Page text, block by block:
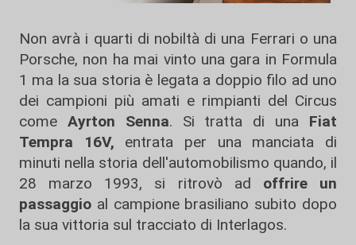
Non avrà i quarti di nobiltà di una Ferrari o una
Porsche, non ha mai vinto una gara in Formula
1 ma la sua storia è legata a doppio filo ad uno
dei campioni più amati e rimpianti del Circus
come Ayrton Senna. Si tratta di una Fiat
Tempra 16V, entrata per una manciata di
minuti nella storia dell'automobilismo quando, il
28 marzo 1993, si ritrovò ad offrire un
passaggio al campione brasiliano subito dopo
la sua vittoria sul tracciato di Interlagos.